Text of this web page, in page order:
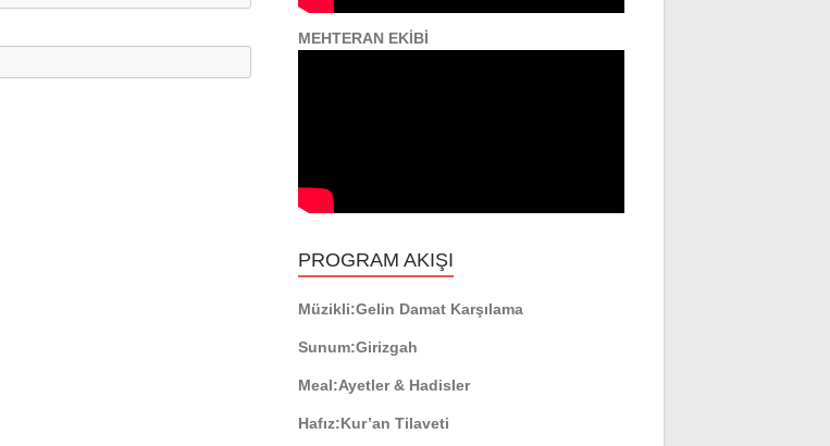
MEHTERAN EKİBİ
PROGRAM AKIŞI
Müzikli:Gelin Damat Karşılama
Sunum:Girizgah
Meal:Ayetler & Hadisler
Hafız:Kur’an Tilaveti